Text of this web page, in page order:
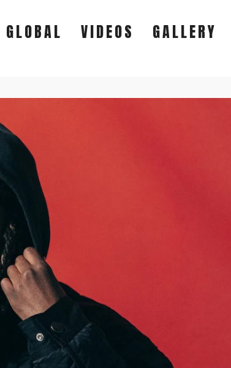
GLOBAL VIDEOS GALLERY
EXCLUSIVE
GALLERY
LOGIN